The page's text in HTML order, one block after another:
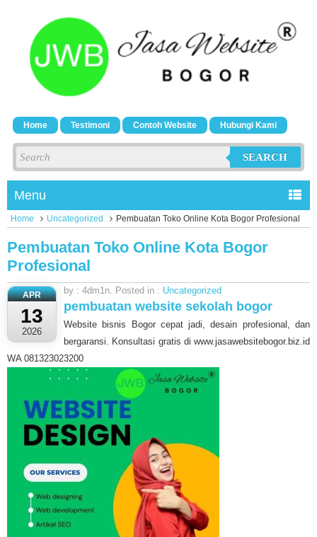
Home Testimoni Contoh Website Hubungi Kami
SEARCH
Menu
Home Uncategorized Pembuatan Toko Online Kota Bogor Profesional
Pembuatan Toko Online Kota Bogor
Profesional
APR
13
2026
by : 4dm1n. Posted in : Uncategorized
pembuatan website sekolah bogor
Website bisnis Bogor cepat jadi, desain profesional, dan
bergaransi. Konsultasi gratis di www.jasawebsitebogor.biz.id
WA 081323023200